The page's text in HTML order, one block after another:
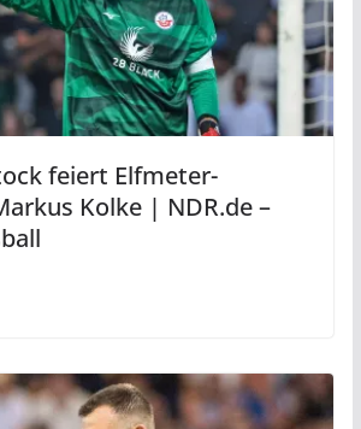
feiert Elfmeter-
Kolke | NDR.de –